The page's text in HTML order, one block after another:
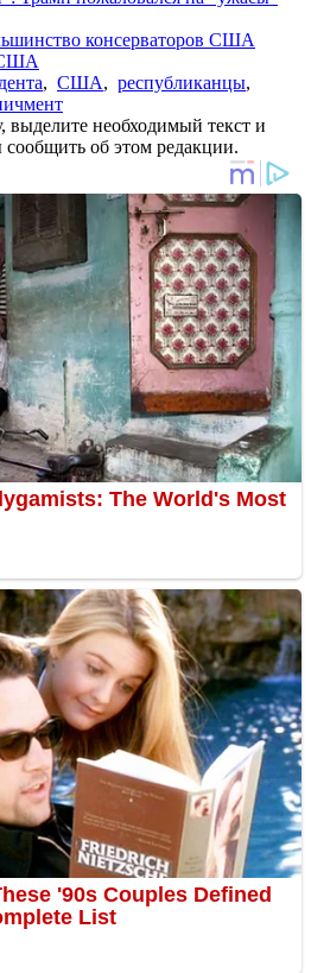
консерваторов США
, США, республиканцы,
необходимый текст и
об этом редакции.